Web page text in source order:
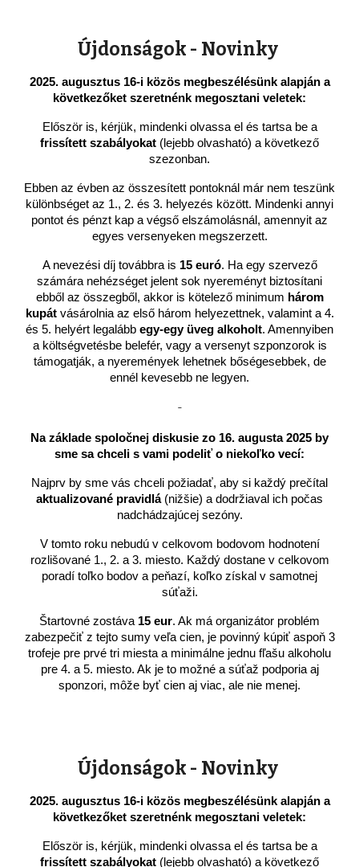
Újdonságok - Novinky
2025. augusztus 16-i közös megbeszélésünk alapján a
következőket szeretnénk megosztani veletek:
Először is, kérjük, mindenki olvassa el és tartsa be a
frissített szabályokat (lejebb olvasható) a következő
szezonban.
Ebben az évben az összesített pontoknál már nem teszünk
különbséget az 1., 2. és 3. helyezés között. Mindenki annyi
pontot és pénzt kap a végső elszámolásnál, amennyit az
egyes versenyeken megszerzett.
A nevezési díj továbbra is 15 euró. Ha egy szervező
számára nehézséget jelent sok nyereményt biztosítani
ebből az összegből, akkor is kötelező minimum három
kupátvásárolnia az első három helyezettnek, valamint a 4.
és 5. helyért legalább egy-egy üveg alkoholt. Amennyiben
a költségvetésbe belefér, vagy a versenyt szponzorok is
támogatják, a nyeremények lehetnek bőségesebbek, de
ennél kevesebb ne legyen.
-
Na základe spoločnej diskusie zo 16. augusta 2025 by
sme sa chceli s vami podeliť o niekoľko vecí:
Najprv by sme vás chceli požiadať, aby si každý prečítal
aktualizované pravidlá(nižšie) a dodržiaval ich počas
nadchádzajúcej sezóny.
V tomto roku nebudú v celkovom bodovom hodnotení
rozlišované 1., 2. a 3. miesto. Každý dostane v celkovom
poradí toľko bodov a peňazí, koľko získal v samotnej
súťaži.
Štartovné zostáva 15 eur. Ak má organizátor problém
zabezpečiť z tejto sumy veľa cien, je povinný kúpiť aspoň 3
trofeje pre prvé tri miesta a minimálne jednu fľašu alkoholu
pre 4. a 5. miesto. Ak je to možné a súťaž podporia aj
sponzori, môže byť cien aj viac, ale nie menej.
Újdonságok - Novinky
2025. augusztus 16-i közös megbeszélésünk alapján a
következőket szeretnénk megosztani veletek:
Először is, kérjük, mindenki olvassa el és tartsa be a
frissített szabályokat (lejebb olvasható) a következő